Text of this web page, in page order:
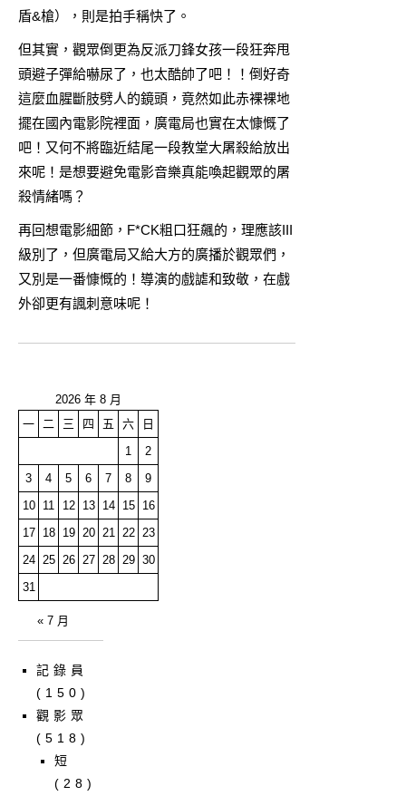
盾&槍），則是拍手稱快了。
但其實，觀眾倒更為反派刀鋒女孩一段狂奔甩
頭避子彈給嚇尿了，也太酷帥了吧！！倒好奇
這麼血腥斷肢劈人的鏡頭，竟然如此赤裸裸地
擺在國內電影院裡面，廣電局也實在太慷慨了
吧！又何不將臨近結尾一段教堂大屠殺給放出
來呢！是想要避免電影音樂真能喚起觀眾的屠
殺情緒嗎？
再回想電影細節，F*CK粗口狂飆的，理應該III
級別了，但廣電局又給大方的廣播於觀眾們，
又別是一番慷慨的！導演的戲謔和致敬，在戲
外卻更有諷刺意味呢！
2026 年 8 月
一
二 三 四 五 六
日
1
2
3
4 5 6 7 8
9
10
11 12 13 14 15
16
17
18 19 20 21 22
23
24
25 26 27 28 29 30
31
« 7 月
記錄員
(150)
觀影眾
(518)
短
(28)